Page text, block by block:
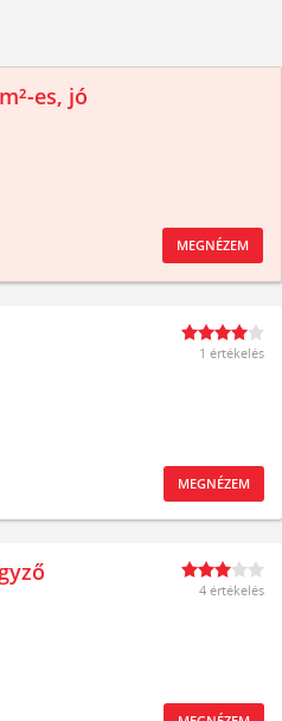
es, jó
MEGNÉZEM
1 értékelés
MEGNÉZEM
4 értékelés